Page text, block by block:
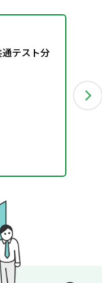
通テスト分